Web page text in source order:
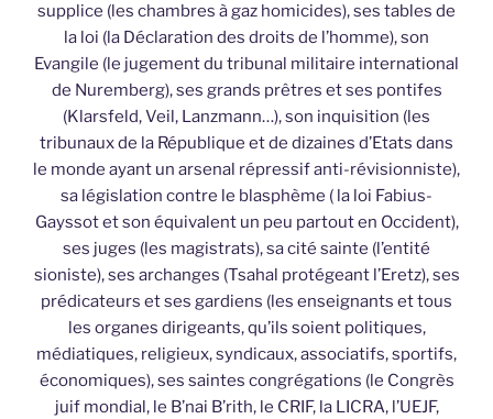
supplice (les chambres à gaz homicides), ses tables de
la loi (la Déclaration des droits de l’homme), son
Evangile (le jugement du tribunal militaire international
de Nuremberg), ses grands prêtres et ses pontifes
(Klarsfeld, Veil, Lanzmann…), son inquisition (les
tribunaux de la République et de dizaines d’Etats dans
le monde ayant un arsenal répressif anti-révisionniste),
sa législation contre le blasphème ( la loi Fabius-
Gayssot et son équivalent un peu partout en Occident),
ses juges (les magistrats), sa cité sainte (l’entité
sioniste), ses archanges (Tsahal protégeant l’Eretz), ses
prédicateurs et ses gardiens (les enseignants et tous
les organes dirigeants, qu’ils soient politiques,
médiatiques, religieux, syndicaux, associatifs, sportifs,
économiques), ses saintes congrégations (le Congrès
juif mondial, le B’nai B’rith, le CRIF, la LICRA, l’UEJF,